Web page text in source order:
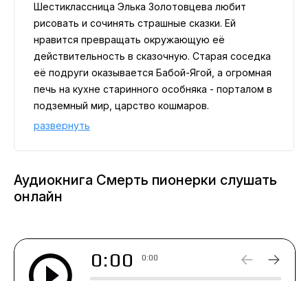
Шестиклассница Элька Золотовцева любит
рисовать и сочинять страшные сказки. Ей
нравится превращать окружающую её
действительность в сказочную. Старая соседка
её подруги оказывается Бабой-Ягой, а огромная
печь на кухне старинного особняка - порталом в
подземный мир, царство кошмаров.
Таинственное исчезновение девочки из
множества городских легенд. Естественно, своя
страшную картинку, мир вокруг неё
действительно превращается в кошмар. Элька
избавиться – раскрыть тайну исчезнувшей
девочки.
развернуть
Аудиокнига Смерть пионерки слушать
онлайн
0:00 0:00